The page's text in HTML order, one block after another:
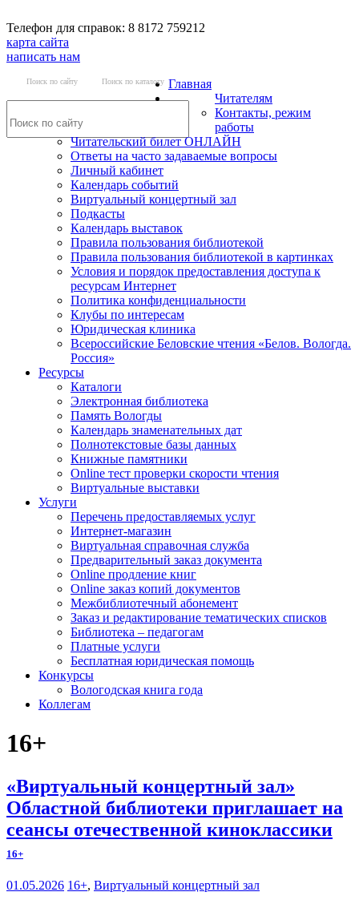
Телефон для справок: 8 8172 759212
карта сайта
написать нам
Поиск по сайту Поиск по каталогу Главная
Читателям
Контакты, режим
работы
Читательский билет ОНЛАЙН
Ответы на часто задаваемые вопросы
Личный кабинет
Календарь событий
Виртуальный концертный зал
Подкасты
Календарь выставок
Правила пользования библиотекой
Правила пользования библиотекой в картинках
Условия и порядок предоставления доступа к
ресурсам Интернет
Политика конфиденциальности
Клубы по интересам
Юридическая клиника
Всероссийские Беловские чтения «Белов. Вологда.
Россия»
Ресурсы
Каталоги
Электронная библиотека
Память Вологды
Календарь знаменательных дат
Полнотекстовые базы данных
Книжные памятники
Online тест проверки скорости чтения
Виртуальные выставки
Услуги
Перечень предоставляемых услуг
Интернет-магазин
Виртуальная справочная служба
Предварительный заказ документа
Online продление книг
Online заказ копий документов
Межбиблиотечный абонемент
Заказ и редактирование тематических списков
Библиотека – педагогам
Платные услуги
Бесплатная юридическая помощь
Конкурсы
Вологодская книга года
Коллегам
16+
«Виртуальный концертный зал»
Областной библиотеки приглашает на
сеансы отечественной киноклассики
16+
01.05.2026 16+, Виртуальный концертный зал